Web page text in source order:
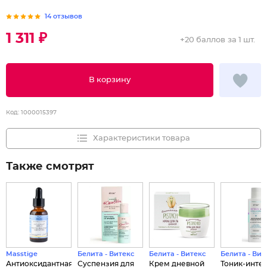
14 отзывов
1 311 ₽
В корзину
+20 баллов за 1 шт.
Код: 1000015397
Характеристики товара
Также смотрят
Masstige
Антиоксидантная
Белита - Витекс
Суспензия для
Белита - Витекс
Крем дневной
Белита -
Тоник-